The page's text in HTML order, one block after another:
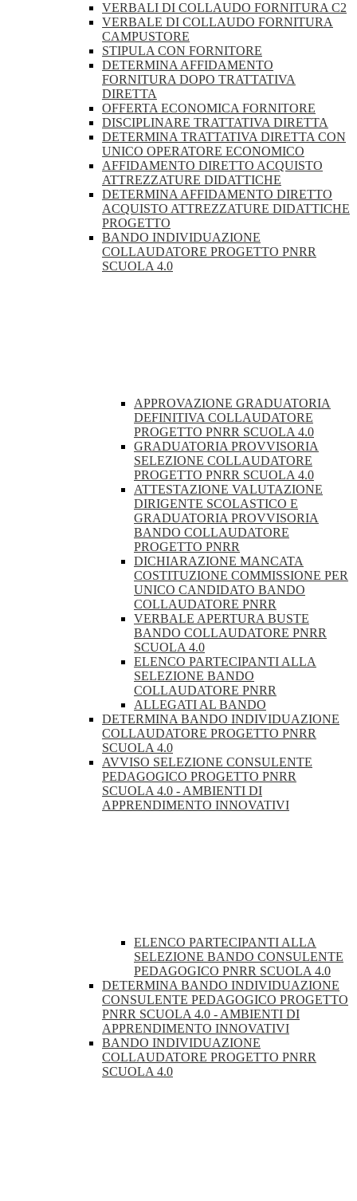
VERBALI DI COLLAUDO FORNITURA C2
VERBALE DI COLLAUDO FORNITURA
CAMPUSTORE
STIPULA CON FORNITORE
DETERMINA AFFIDAMENTO
FORNITURA DOPO TRATTATIVA
DIRETTA
OFFERTA ECONOMICA FORNITORE
DISCIPLINARE TRATTATIVA DIRETTA
DETERMINA TRATTATIVA DIRETTA CON
UNICO OPERATORE ECONOMICO
AFFIDAMENTO DIRETTO ACQUISTO
ATTREZZATURE DIDATTICHE
DETERMINA AFFIDAMENTO DIRETTO
ACQUISTO ATTREZZATURE DIDATTICHE
PROGETTO
BANDO INDIVIDUAZIONE
COLLAUDATORE PROGETTO PNRR
SCUOLA 4.0
APPROVAZIONE GRADUATORIA
DEFINITIVA COLLAUDATORE
PROGETTO PNRR SCUOLA 4.0
GRADUATORIA PROVVISORIA
SELEZIONE COLLAUDATORE
PROGETTO PNRR SCUOLA 4.0
ATTESTAZIONE VALUTAZIONE
DIRIGENTE SCOLASTICO E
GRADUATORIA PROVVISORIA
BANDO COLLAUDATORE
PROGETTO PNRR
DICHIARAZIONE MANCATA
COSTITUZIONE COMMISSIONE PER
UNICO CANDIDATO BANDO
COLLAUDATORE PNRR
VERBALE APERTURA BUSTE
BANDO COLLAUDATORE PNRR
SCUOLA 4.0
ELENCO PARTECIPANTI ALLA
SELEZIONE BANDO
COLLAUDATORE PNRR
ALLEGATI AL BANDO
DETERMINA BANDO INDIVIDUAZIONE
COLLAUDATORE PROGETTO PNRR
SCUOLA 4.0
AVVISO SELEZIONE CONSULENTE
PEDAGOGICO PROGETTO PNRR
SCUOLA 4.0 - AMBIENTI DI
APPRENDIMENTO INNOVATIVI
ELENCO PARTECIPANTI ALLA
SELEZIONE BANDO CONSULENTE
PEDAGOGICO PNRR SCUOLA 4.0
DETERMINA BANDO INDIVIDUAZIONE
CONSULENTE PEDAGOGICO PROGETTO
PNRR SCUOLA 4.0 - AMBIENTI DI
APPRENDIMENTO INNOVATIVI
BANDO INDIVIDUAZIONE
COLLAUDATORE PROGETTO PNRR
SCUOLA 4.0